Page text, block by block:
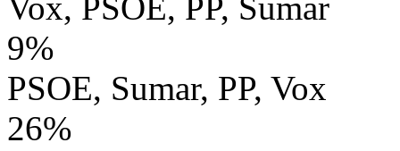
9%
PSOE, Sumar, PP, Vox
26%